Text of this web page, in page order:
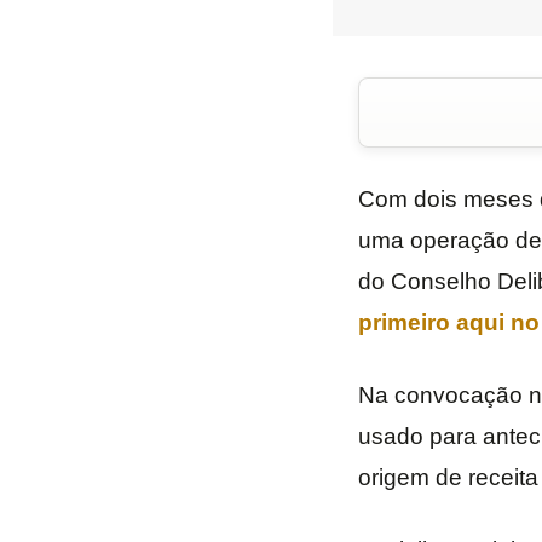
Com dois meses
uma operação
do Conselho
primeiro aqui no
Na convocação
usado para
origem de